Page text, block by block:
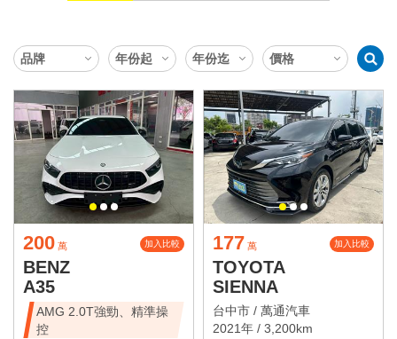
200 萬 加入比較
BENZ
A35
AMG 2.0T強勁、精準操
控
177 萬 加入比較
TOYOTA
SIENNA
台中市 / 萬通汽車
2021年 / 3,200km